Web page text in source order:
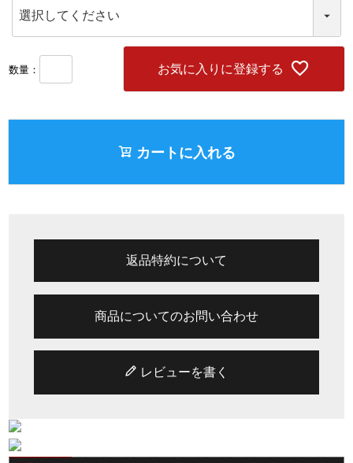
)
お気に入りに登録する
カートに入れる
返品特約について
商品についてのお問い合わせ
レビューを書く